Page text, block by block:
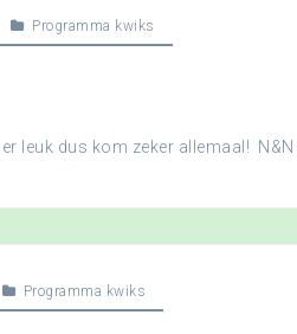
Programma kwiks
leuk dus kom zeker allemaal! N&N
Programma kwiks